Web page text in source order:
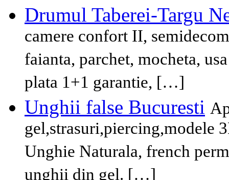
Drumul Taberei-Targu
camere confort II,
faianta, parchet, mocheta,
plata 1+1 garantie, […]
Unghii false Bucuresti
gel,strasuri,piercing,modele
Unghie Naturala, french